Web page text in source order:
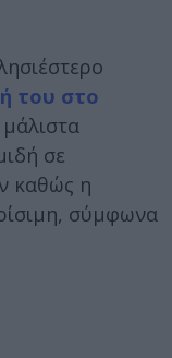
του στο
μάλιστα
σε
καθώς η
σύμφωνα